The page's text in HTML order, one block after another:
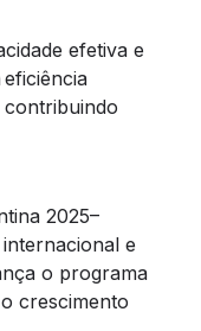
efetiva e
2025–
e
o programa
crescimento